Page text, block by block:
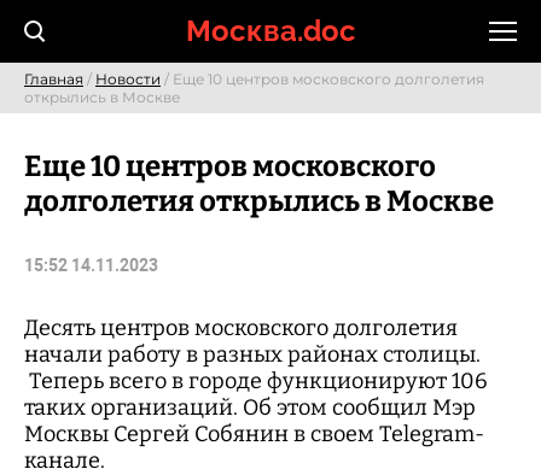
Москва.doc
Главная / Новости / Еще 10 центров московского долголетия
открылись в Москве
Еще 10 центров московского
долголетия открылись в Москве
15:52 14.11.2023
Десять центров московского долголетия
начали работу в разных районах столицы.
Теперь всего в городе функционируют 106
таких организаций. Об этом сообщил Мэр
Москвы Сергей Собянин в своем Telegram-
канале.